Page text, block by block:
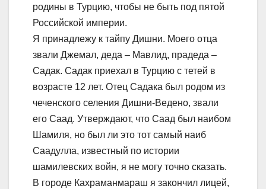
родины в Турцию, чтобы не быть под пятой
Российской империи.
Я принадлежу к тайпу Дишни. Моего отца
звали Джемал, деда – Мавлид, прадеда –
Садак. Садак приехал в Турцию с тетей в
возрасте 12 лет. Отец Садака был родом из
чеченского селения Дишни-Ведено, звали
его Саад. Утверждают, что Саад был наибом
Шамиля, но был ли это тот самый наиб
Саадулла, известный по истории
шамилевских войн, я не могу точно сказать.
В городе Кахраманмараш я закончил лицей,